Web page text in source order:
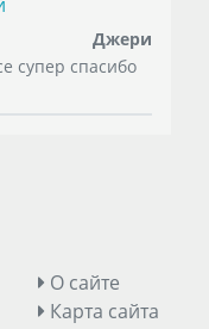
Джери
супер спасибо
О сайте
Карта сайта